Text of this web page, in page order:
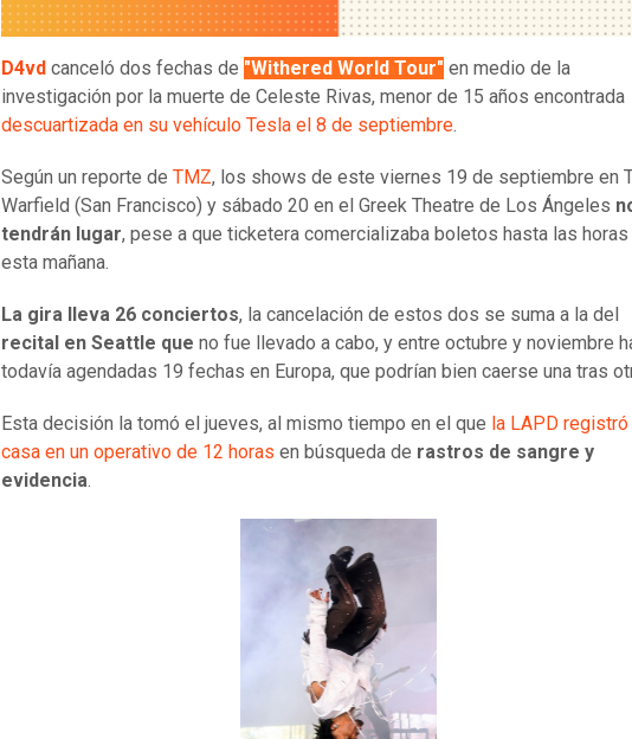
D4vd canceló dos fechas de "Withered World Tour" en medio de la
investigación por la muerte de Celeste Rivas, menor de 15 años encontrada
descuartizada en su vehículo Tesla el 8 de septiembre.
Según un reporte de TMZ, los shows de este viernes 19 de septiembre en
Warfield (San Francisco) y sábado 20 en el Greek Theatre de Los Ángeles
tendrán lugar, pese a que ticketera comercializaba boletos hasta las horas
esta mañana.
La gira lleva 26 conciertos, la cancelación de estos dos se suma a la del
recital en Seattle que no fue llevado a cabo, y entre octubre y noviembre
todavía agendadas 19 fechas en Europa, que podrían bien caerse una tras
Esta decisión la tomó el jueves, al mismo tiempo en el que la LAPD
casa en un operativo de 12 horas en búsqueda de rastros de sangre y
evidencia.